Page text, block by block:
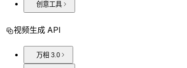
创意工具
视频生成 API
万相 3.0